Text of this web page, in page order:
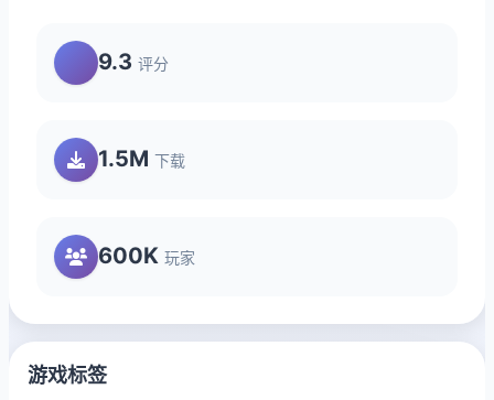
9.3 评分
1.5M 下载
600K 玩家
游戏标签